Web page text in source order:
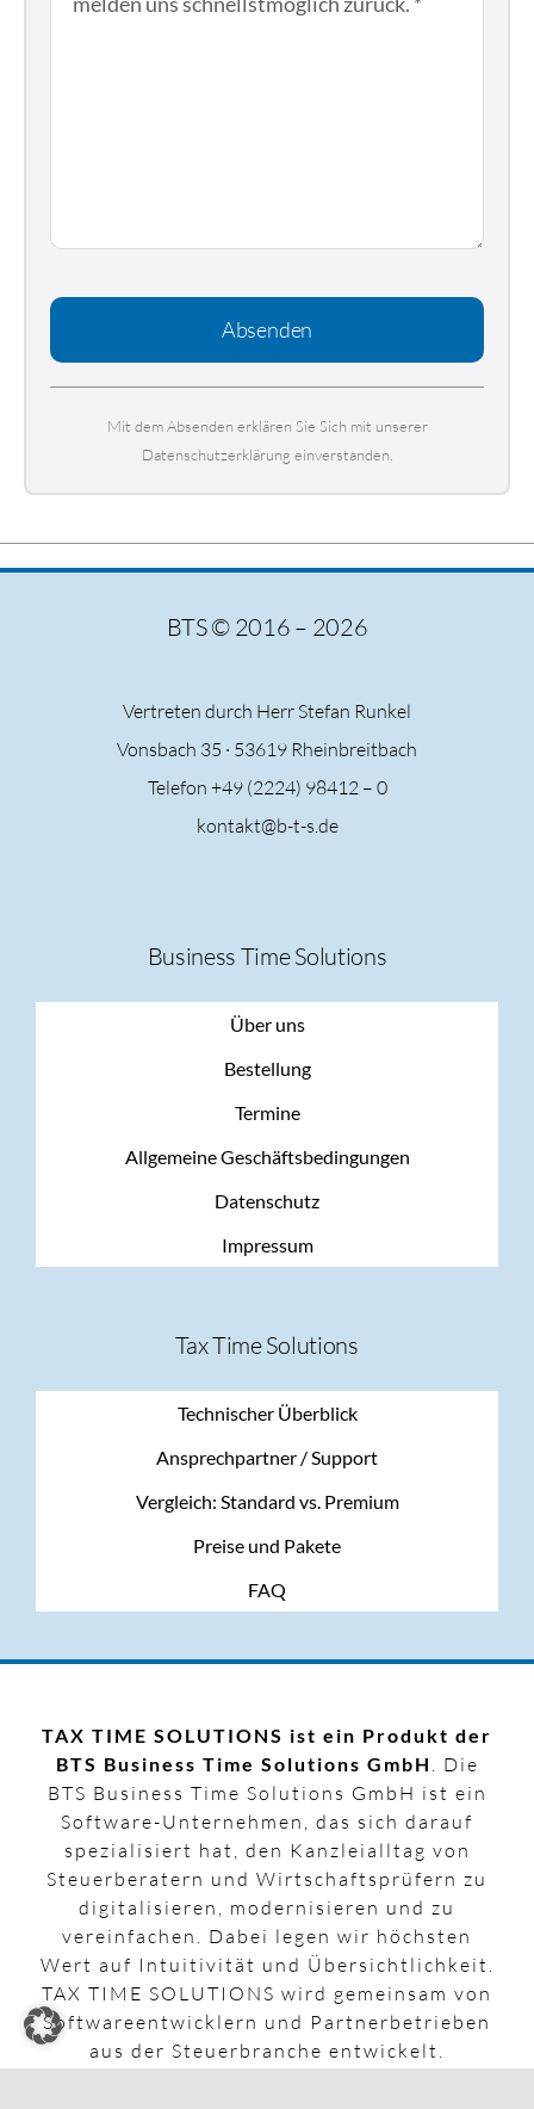
Absenden
Mit dem Absenden erklären Sie Sich mit unserer
Datenschutzerklärung einverstanden.
BTS © 2016 – 2026
Vertreten durch Herr Stefan Runkel
Vonsbach 35 · 53619 Rheinbreitbach
Telefon +49 (2224) 98412 – 0
kontakt@b-t-s.de
Business Time Solutions
Über uns
Bestellung
Termine
Allgemeine Geschäftsbedingungen
Datenschutz
Impressum
Tax Time Solutions
Technischer Überblick
Ansprechpartner / Support
Vergleich: Standard vs. Premium
Preise und Pakete
FAQ
TAX TIME SOLUTIONS ist ein Produkt der
BTS Business Time Solutions GmbH . Die
BTS Business Time Solutions GmbH ist ein
Software-Unternehmen, das sich darauf
spezialisiert hat, den Kanzleialltag von
Steuerberatern und Wirtschaftsprüfern zu
digitalisieren, modernisieren und zu
vereinfachen. Dabei legen wir höchsten
Wert auf Intuitivität und Übersichtlichkeit.
TAX TIME SOLUTIONS wird gemeinsam von
Softwareentwicklern und Partnerbetrieben
aus der Steuerbranche entwickelt.